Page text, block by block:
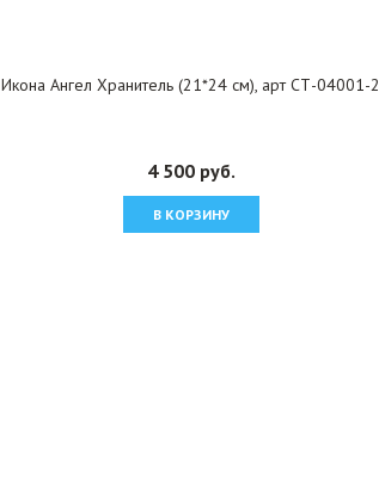
Икона Ангел Хранитель (21*24 см), арт СТ-04001-2
4 500 руб.
В КОРЗИНУ